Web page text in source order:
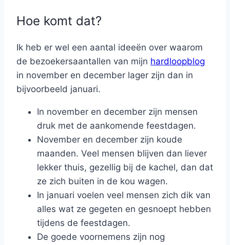
Hoe komt dat?
Ik heb er wel een aantal ideeën over waarom
de bezoekersaantallen van mijn hardloopblog
in november en december lager zijn dan in
bijvoorbeeld januari.
In november en december zijn mensen
druk met de aankomende feestdagen.
November en december zijn koude
maanden. Veel mensen blijven dan liever
lekker thuis, gezellig bij de kachel, dan dat
ze zich buiten in de kou wagen.
In januari voelen veel mensen zich dik van
alles wat ze gegeten en gesnoept hebben
tijdens de feestdagen.
De goede voornemens zijn nog